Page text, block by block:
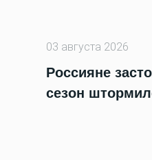
03 августа 2026
Россияне
сезон